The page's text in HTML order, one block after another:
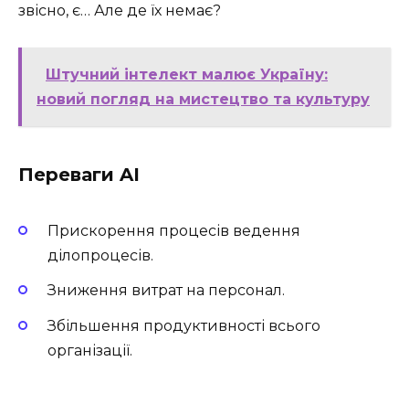
звісно, є… Але де їх немає?
Штучний інтелект малює Україну:
новий погляд на мистецтво та культуру
Переваги AI
Прискорення процесів ведення
ділопроцесів.
Зниження витрат на персонал.
Збільшення продуктивності всього
організації.